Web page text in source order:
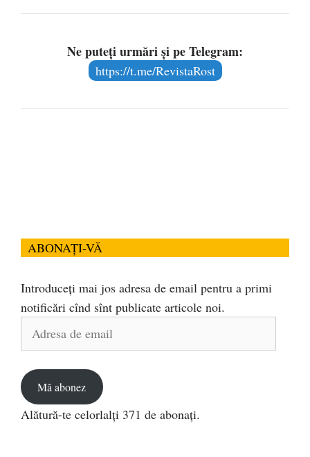
Ne puteți urmări și pe Telegram:
https://t.me/RevistaRost
ABONAȚI-VĂ
Introduceți mai jos adresa de email pentru a primi
notificări cînd sînt publicate articole noi.
Adresa
Mă abonez
Alătură-te celorlalți 371 de abonați.